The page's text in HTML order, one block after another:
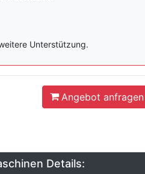
Unterstützung.
Angebot anfragen
Details: